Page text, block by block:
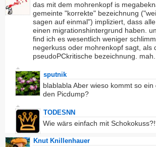
das mit dem mohrenkopf is
gemeinte "korrekte" bezeichnung
sagen auf einmal") impliziert, dass
einen migrationshintergrund haben.
find ich es wesentlich weniger
negerkuss oder mohrenkopf sagt, als
pseudoPCkritische bezeichnung. mah.
sputnik
blablabla Aber wieso kommt so
den Picdump?
TODESNN
Wie wärs einfach mit
Knut Knillenhauer